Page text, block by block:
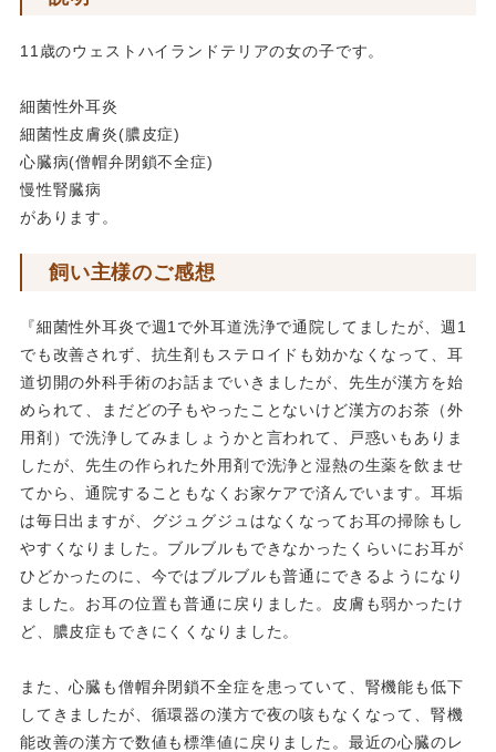
11歳のウェストハイランドテリアの女の子です。
細菌性外耳炎
細菌性皮膚炎(膿皮症)
心臓病(僧帽弁閉鎖不全症)
慢性腎臓病
があります。
飼い主様のご感想
『細菌性外耳炎で週1で外耳道洗浄で通院してましたが、週1
でも改善されず、抗生剤もステロイドも効かなくなって、耳
道切開の外科手術のお話までいきましたが、先生が漢方を始
められて、まだどの子もやったことないけど漢方のお茶（外
用剤）で洗浄してみましょうかと言われて、戸惑いもありま
したが、先生の作られた外用剤で洗浄と湿熱の生薬を飲ませ
てから、通院することもなくお家ケアで済んでいます。耳垢
は毎日出ますが、グジュグジュはなくなってお耳の掃除もし
やすくなりました。ブルブルもできなかったくらいにお耳が
ひどかったのに、今ではブルブルも普通にできるようになり
ました。お耳の位置も普通に戻りました。皮膚も弱かったけ
ど、膿皮症もできにくくなりました。
また、心臓も僧帽弁閉鎖不全症を患っていて、腎機能も低下
してきましたが、循環器の漢方で夜の咳もなくなって、腎機
能改善の漢方で数値も標準値に戻りました。最近の心臓のレ